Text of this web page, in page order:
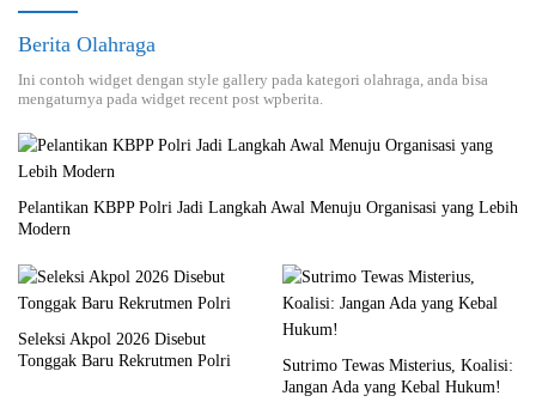
Berita Olahraga
Ini contoh widget dengan style gallery pada kategori olahraga, anda bisa
mengaturnya pada widget recent post wpberita.
Pelantikan KBPP Polri Jadi Langkah Awal Menuju Organisasi yang Lebih
Modern
Seleksi Akpol 2026 Disebut
Tonggak Baru Rekrutmen Polri
Sutrimo Tewas Misterius, Koalisi:
Jangan Ada yang Kebal Hukum!